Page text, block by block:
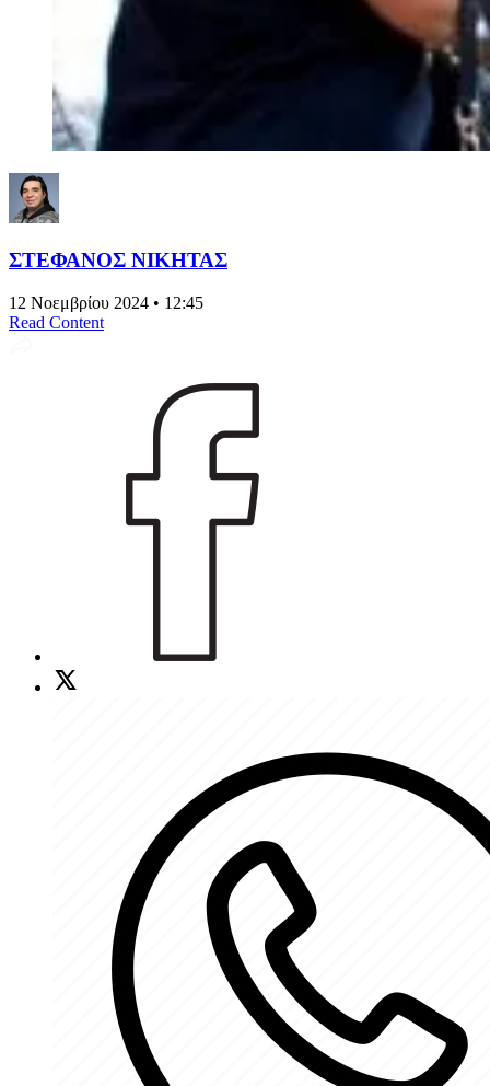
ΣΤΕΦΑΝΟΣ ΝΙΚΗΤΑΣ
12 Νοεμβρίου 2024 • 12:45
Read Content